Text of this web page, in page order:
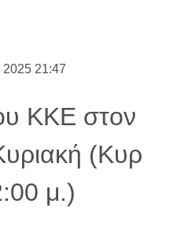
2025 21:47
ΚΚΕ στον
(Κυρ
μ.)